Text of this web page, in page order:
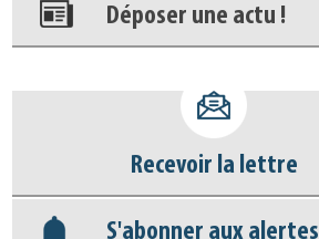
Déposer une actu !
déconnecter)
Base documentaire
Recevoir la lettre
S'abonner aux alertes